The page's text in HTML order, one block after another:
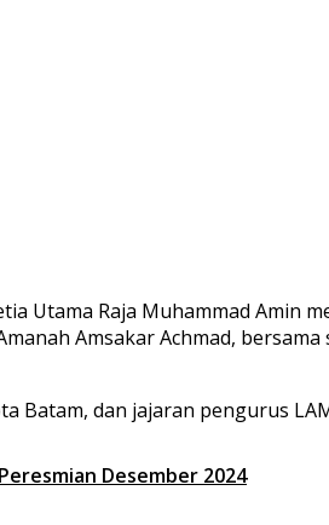
Utama Raja Muhammad Amin
Amsakar Achmad,
Batam, dan jajaran pengurus
Desember 2024